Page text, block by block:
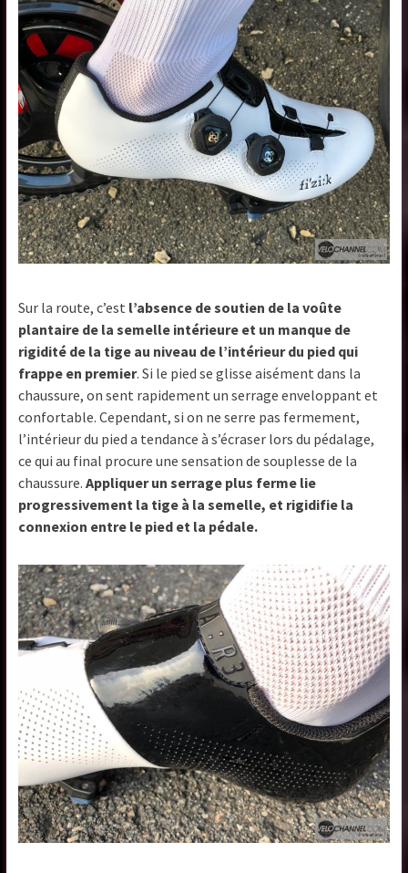
Sur la route, c’est l’absence de soutien de la voûte
plantaire de la semelle intérieure et un manque de
rigidité de la tige au niveau de l’intérieur du pied qui
frappe en premier. Si le pied se glisse aisément dans la
chaussure, on sent rapidement un serrage enveloppant et
confortable. Cependant, si on ne serre pas fermement,
l’intérieur du pied a tendance à s’écraser lors du pédalage,
ce qui au final procure une sensation de souplesse de la
chaussure.Appliquer un serrage plus ferme lie
progressivement la tige à la semelle, et rigidifie la
connexion entre le pied et la pédale.